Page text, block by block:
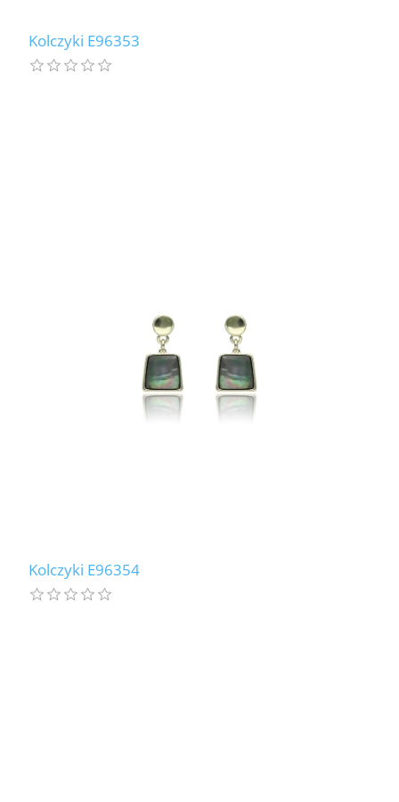
Kolczyki E96353
Kolczyki E96354